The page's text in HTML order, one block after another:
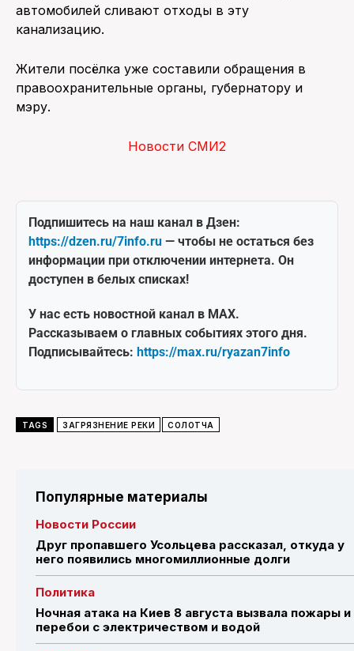
автомобилей сливают отходы в эту
канализацию.
Жители посёлка уже составили обращения в
правоохранительные органы, губернатору и
мэру.
Новости СМИ2
Подпишитесь на наш канал в Дзен:
https://dzen.ru/7info.ru — чтобы не остаться без
информации при отключении интернета. Он
доступен в белых списках!
У нас есть новостной канал в MAX.
Рассказываем о главных событиях этого дня.
Подписывайтесь: https://max.ru/ryazan7info
TAGS ЗАГРЯЗНЕНИЕ РЕКИ СОЛОТЧА
Популярные материалы
Новости России
Друг пропавшего Усольцева рассказал, откуда у
него появились многомиллионные долги
Политика
Ночная атака на Киев 8 августа вызвала пожары и
перебои с электричеством и водой